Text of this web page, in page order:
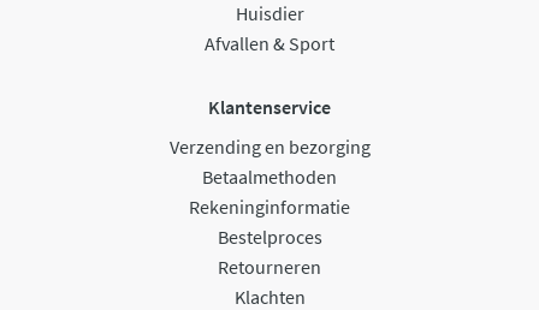
Huisdier
Afvallen & Sport
Klantenservice
Verzending en bezorging
Betaalmethoden
Rekeninginformatie
Bestelproces
Retourneren
Klachten